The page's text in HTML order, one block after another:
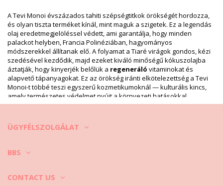
A Tevi Monoi évszázados tahiti szépségtitkok örökségét hordozza,
és olyan tiszta terméket kínál, mint maguk a szigetek. Ez a legendás
olaj eredetmegjelöléssel védett, ami garantálja, hogy minden
palackot helyben, Francia Polinéziában, hagyományos
módszerekkel állítanak elő. A folyamat a Tiaré virágok gondos, kézi
szedésével kezdődik, majd ezeket kiváló minőségű kókuszolajba
áztatják, hogy kinyerjék belőlük a regeneráló vitaminokat és
alapvető tápanyagokat. Ez az örökség iránti elkötelezettség a Tevi
Monoi-t többé teszi egyszerű kozmetikumoknál — kulturális kincs,
amely természetes védelmet nyújt a környezeti hatásokkal
szemben, miközben a bőrt hihetetlenül puhává és finoman illatossá
megakadályozza a kiszáradást és a hámlást, így napbarnított színed
ÜGYFÉLSZOLGÁLAT
BBS
CONTACT US